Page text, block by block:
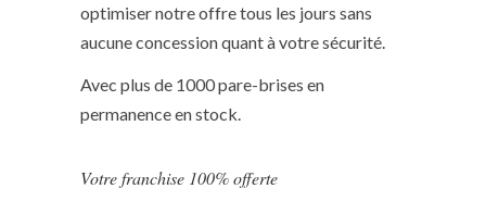
optimiser notre offre tous les jours sans
aucune concession quant à votre sécurité.
Avec plus de 1000 pare-brises en
permanence en stock.
Votre franchise 100% offerte